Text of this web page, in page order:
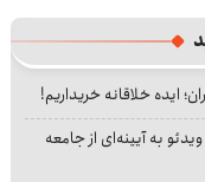
ایده خلاقانه خریداریم!
به آیینه‌ای از جامعه